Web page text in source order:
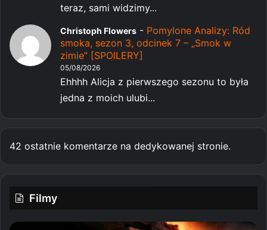
teraz, sami widzimy...
Christoph Flowers - Pomylone Analizy: Ród
smoka, sezon 3, odcinek 7 – „Smok w
zimie” [SPOILERY]
05/08/2026
Ehhhh Alicja z pierwszego sezonu to była
jedna z moich ulubi...
42 ostatnie komentarze na dedykowanej stronie.
Filmy